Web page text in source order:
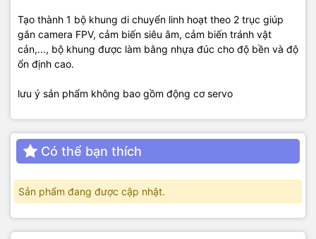
Tạo thành 1 bộ khung di chuyển linh hoạt theo 2 trục giúp
gắn camera FPV, cảm biến siêu âm, cảm biến tránh vật
cản,..., bộ khung được làm bằng nhựa đúc cho độ bền và độ
ổn định cao.
lưu ý sản phẩm không bao gồm động cơ servo
Có thể bạn thích
Sản phẩm đang được cập nhật.